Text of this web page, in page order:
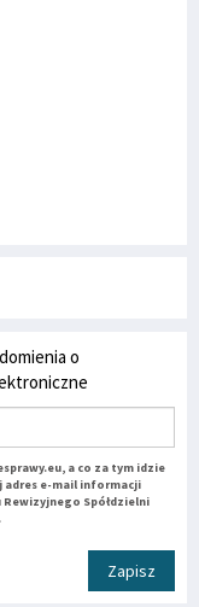
o
a co za tym idzie
adres e-mail informacji
Spółdzielni
Zapisz